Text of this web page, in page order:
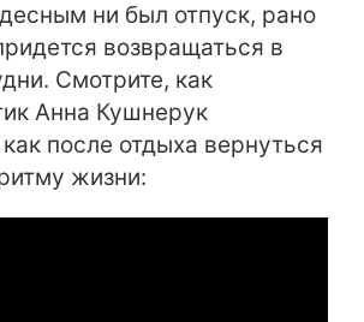
ни был отпуск, рано
возвращаться в
Смотрите, как
Анна Кушнерук
после отдыха вернуться
жизни: